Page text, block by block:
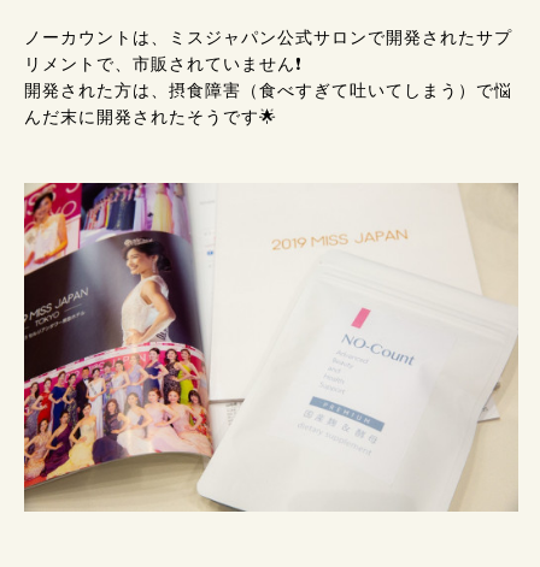
ノーカウントは、ミスジャパン公式サロンで開発されたサプ
リメントで、市販されていません❗
開発された方は、摂食障害（食べすぎて吐いてしまう）で悩
んだ末に開発されたそうです🌟